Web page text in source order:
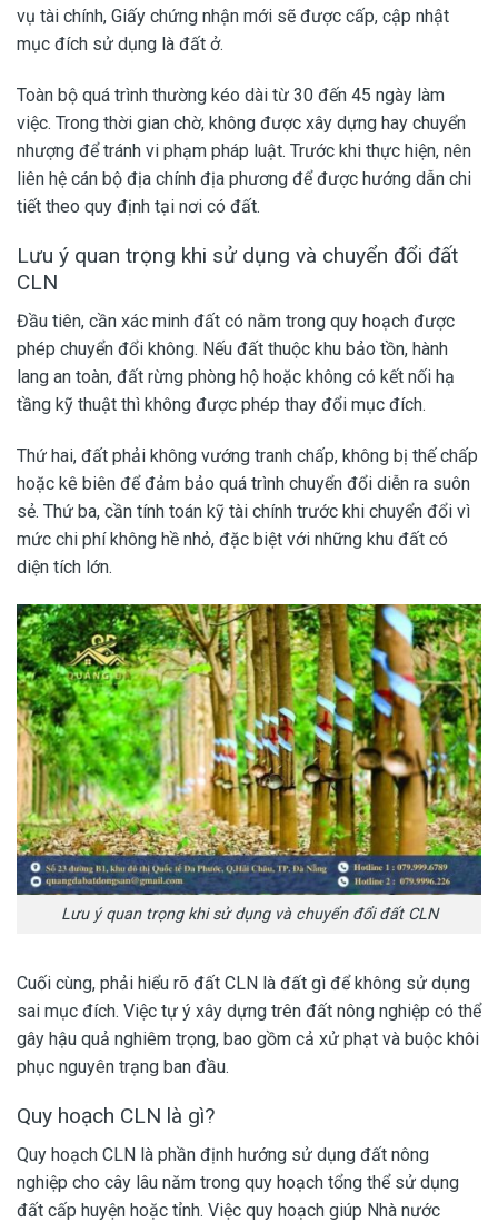
vụ tài chính, Giấy chứng nhận mới sẽ được cấp, cập nhật
mục đích sử dụng là đất ở.
Toàn bộ quá trình thường kéo dài từ 30 đến 45 ngày làm
việc. Trong thời gian chờ, không được xây dựng hay chuyển
nhượng để tránh vi phạm pháp luật. Trước khi thực hiện, nên
liên hệ cán bộ địa chính địa phương để được hướng dẫn chi
tiết theo quy định tại nơi có đất.
Lưu ý quan trọng khi sử dụng và chuyển đổi đất
CLN
Đầu tiên, cần xác minh đất có nằm trong quy hoạch được
phép chuyển đổi không. Nếu đất thuộc khu bảo tồn, hành
lang an toàn, đất rừng phòng hộ hoặc không có kết nối hạ
tầng kỹ thuật thì không được phép thay đổi mục đích.
Thứ hai, đất phải không vướng tranh chấp, không bị thế chấp
hoặc kê biên để đảm bảo quá trình chuyển đổi diễn ra suôn
sẻ. Thứ ba, cần tính toán kỹ tài chính trước khi chuyển đổi vì
mức chi phí không hề nhỏ, đặc biệt với những khu đất có
diện tích lớn.
Lưu ý quan trọng khi sử dụng và chuyển đổi đất CLN
Cuối cùng, phải hiểu rõ đất CLN là đất gì để không sử dụng
sai mục đích. Việc tự ý xây dựng trên đất nông nghiệp có thể
gây hậu quả nghiêm trọng, bao gồm cả xử phạt và buộc khôi
phục nguyên trạng ban đầu.
Quy hoạch CLN là gì?
Quy hoạch CLN là phần định hướng sử dụng đất nông
nghiệp cho cây lâu năm trong quy hoạch tổng thể sử dụng
đất cấp huyện hoặc tỉnh. Việc quy hoạch giúp Nhà nước